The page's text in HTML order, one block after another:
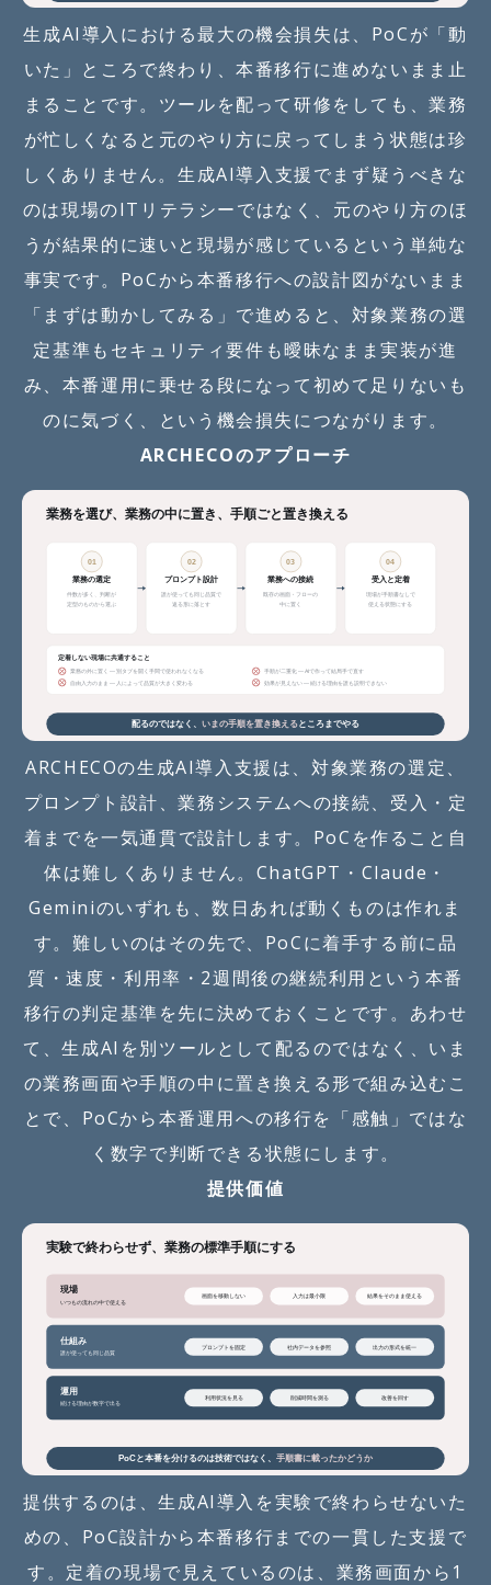
生成AI導入における最大の機会損失は、PoCが「動
いた」ところで終わり、本番移行に進めないまま止
まることです。ツールを配って研修をしても、業務
が忙しくなると元のやり方に戻ってしまう状態は珍
しくありません。生成AI導入支援でまず疑うべきな
のは現場のITリテラシーではなく、元のやり方のほ
うが結果的に速いと現場が感じているという単純な
事実です。PoCから本番移行への設計図がないまま
「まずは動かしてみる」で進めると、対象業務の選
定基準もセキュリティ要件も曖昧なまま実装が進
み、本番運用に乗せる段になって初めて足りないも
のに気づく、という機会損失につながります。
ARCHECOのアプローチ
ARCHECOの生成AI導入支援は、対象業務の選定、
プロンプト設計、業務システムへの接続、受入・定
着までを一気通貫で設計します。PoCを作ること自
体は難しくありません。ChatGPT・Claude・
Geminiのいずれも、数日あれば動くものは作れま
す。難しいのはその先で、PoCに着手する前に品
質・速度・利用率・2週間後の継続利用という本番
移行の判定基準を先に決めておくことです。あわせ
て、生成AIを別ツールとして配るのではなく、いま
の業務画面や手順の中に置き換える形で組み込むこ
とで、PoCから本番運用への移行を「感触」ではな
く数字で判断できる状態にします。
提供価値
提供するのは、生成AI導入を実験で終わらせないた
めの、PoC設計から本番移行までの一貫した支援で
す。定着の現場で見えているのは、業務画面から1